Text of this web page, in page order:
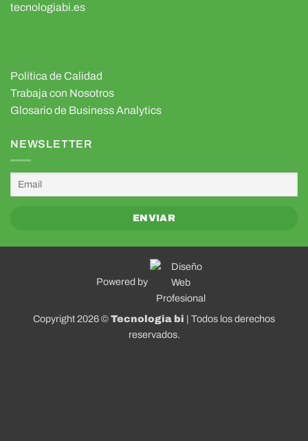
tecnologiabi.es
Política de Calidad
Trabaja con Nosotros
Glosario de Business Analytics
NEWSLETTER
Powered by
Copyright 2026 ©Tecnologia bi | Todos los derechos
reservados.